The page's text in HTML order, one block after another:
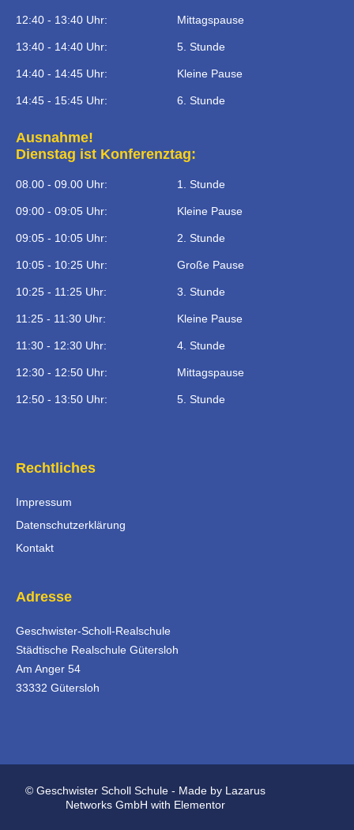
12:40 - 13:40 Uhr: Mittagspause
13:40 - 14:40 Uhr: 5. Stunde
14:40 - 14:45 Uhr: Kleine Pause
14:45 - 15:45 Uhr: 6. Stunde
Ausnahme!
Dienstag ist Konferenztag:
08.00 - 09.00 Uhr: 1. Stunde
09:00 - 09:05 Uhr: Kleine Pause
09:05 - 10:05 Uhr: 2. Stunde
10:05 - 10:25 Uhr: Große Pause
10:25 - 11:25 Uhr: 3. Stunde
11:25 - 11:30 Uhr: Kleine Pause
11:30 - 12:30 Uhr: 4. Stunde
12:30 - 12:50 Uhr: Mittagspause
12:50 - 13:50 Uhr: 5. Stunde
Rechtliches
Impressum
Datenschutzerklärung
Kontakt
Adresse
Geschwister-Scholl-Realschule
Städtische Realschule Gütersloh
Am Anger 54
33332 Gütersloh
© Geschwister Scholl Schule - Made by Lazarus
Networks GmbH with Elementor